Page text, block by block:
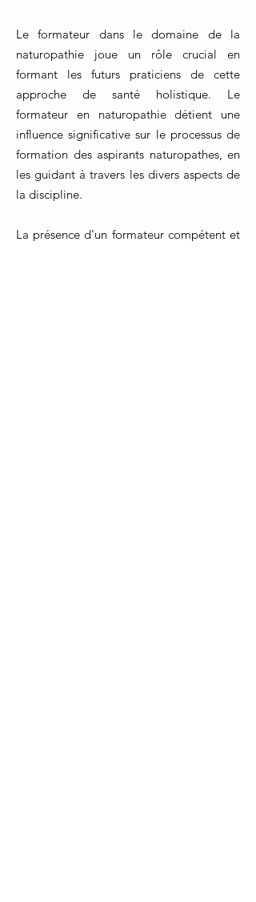
Le formateur dans le domaine de la
naturopathie joue un rôle crucial en
formant les futurs praticiens de cette
approche de santé holistique. Le
formateur en naturopathie détient une
influence significative sur le processus de
formation des aspirants naturopathes, en
les guidant à travers les divers aspects de
la discipline.
La présence d'un formateur compétent et